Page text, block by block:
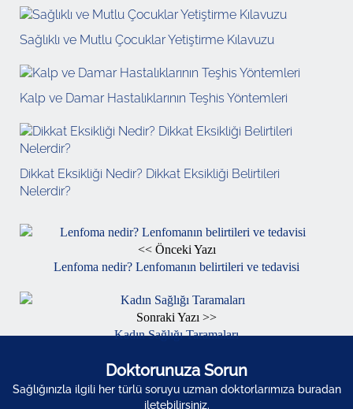
Sağlıklı ve Mutlu Çocuklar Yetiştirme Kılavuzu
Kalp ve Damar Hastalıklarının Teşhis Yöntemleri
Dikkat Eksikliği Nedir? Dikkat Eksikliği Belirtileri
Nelerdir?
<< Önceki Yazı
Lenfoma nedir? Lenfomanın belirtileri ve tedavisi
Sonraki Yazı >>
Kadın Sağlığı Taramaları
Doktorunuza Sorun
Sağlığınızla ilgili her türlü soruyu uzman doktorlarımıza buradan
iletebilirsiniz.